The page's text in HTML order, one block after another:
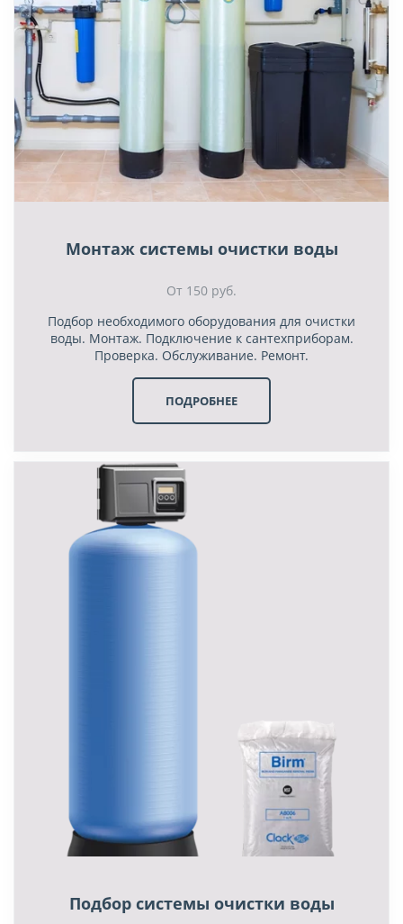
Монтаж системы очистки воды
От 150 руб.
Подбор необходимого оборудования для очистки
воды. Монтаж. Подключение к сантехприборам.
Проверка. Обслуживание. Ремонт.
ПОДРОБНЕЕ
Подбор системы очистки воды